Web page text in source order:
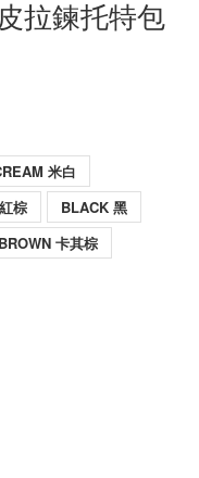
拉鍊托特包
米白
棕
BLACK 黑
卡其棕